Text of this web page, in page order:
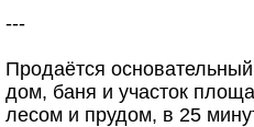
---
Продаётся
дом, баня и участок
лесом и прудом, в 25